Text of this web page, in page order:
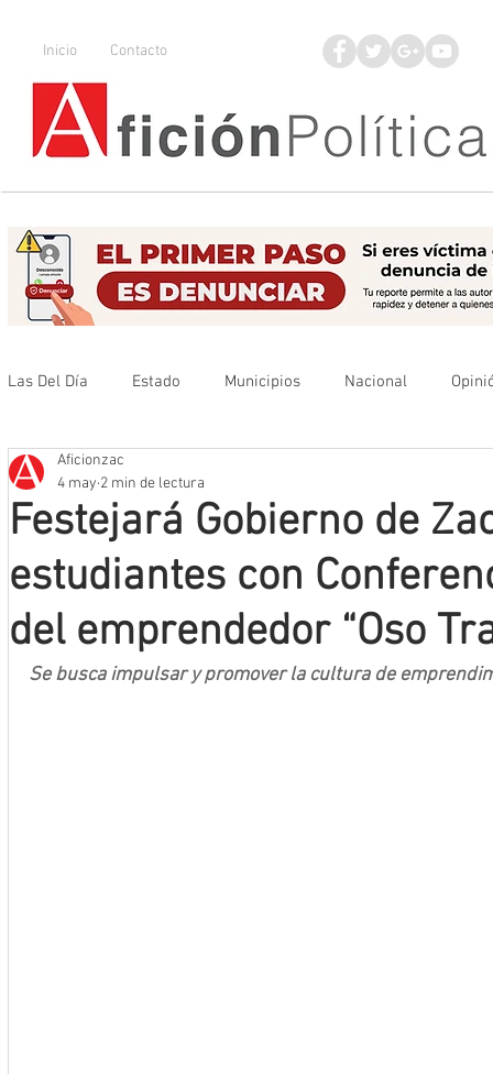
Inicio Contacto
Las Del Día Estado Municipios Nacional
Que no se olvide
Mineros LNBP
Festejará Gobierno de
estudiantes con
del emprendedor “Oso
Aficionzac
4 may 2 min de lectura
Se busca impulsar y promover la cultura de